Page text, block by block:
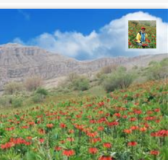
اسفندیار خدایی